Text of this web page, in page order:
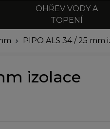
OHŘEV VODY A
TOPENÍ
PIPO ALS 34 / 25 mm
izolace